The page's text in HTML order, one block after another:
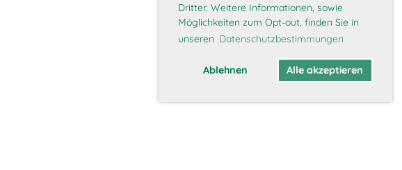
Dritter. Weitere Informationen, sowie
Möglichkeiten zum Opt-out, finden Sie in
unseren Datenschutzbestimmungen
Ablehnen Alle akzeptieren